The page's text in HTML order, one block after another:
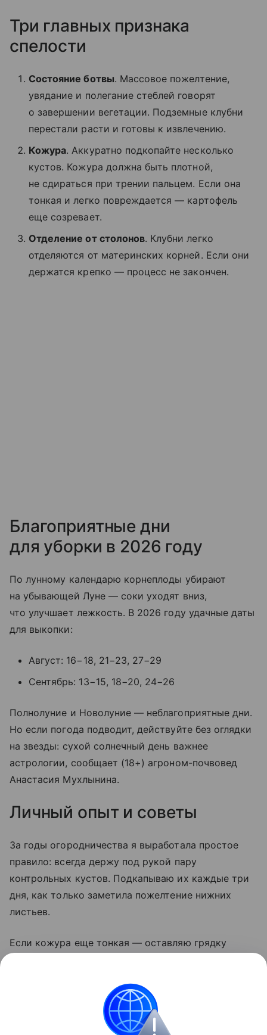
Три главных признака
спелости
Состояние ботвы. Массовое пожелтение,
увядание и полегание стеблей говорят
о завершении вегетации. Подземные клубни
перестали расти и готовы к извлечению.
Кожура. Аккуратно подкопайте несколько
кустов. Кожура должна быть плотной,
не сдираться при трении пальцем. Если она
тонкая и легко повреждается — картофель
еще созревает.
Отделение от столонов. Клубни легко
отделяются от материнских корней. Если они
держатся крепко — процесс не закончен.
Благоприятные дни
для уборки в 2026 году
По лунному календарю корнеплоды убирают
на убывающей Луне — соки уходят вниз,
что улучшает лежкость. В 2026 году удачные даты
для выкопки:
Август: 16−18, 21−23, 27−29
Сентябрь: 13−15, 18−20, 24−26
Полнолуние и Новолуние — неблагоприятные дни.
Но если погода подводит, действуйте без оглядки
на звезды: сухой солнечный день важнее
астрологии, сообщает (18+) агроном-почвовед
Анастасия Мухлынина.
Личный опыт и советы
За годы огородничества я выработала простое
правило: всегда держу под рукой пару
контрольных кустов. Подкапываю их каждые три
дня, как только заметила пожелтение нижних
листьев.
Если кожура еще тонкая — оставляю грядку
погребе. Сушка на солнце — лучший дезинфектор,
этим пренебрегать нельзя.